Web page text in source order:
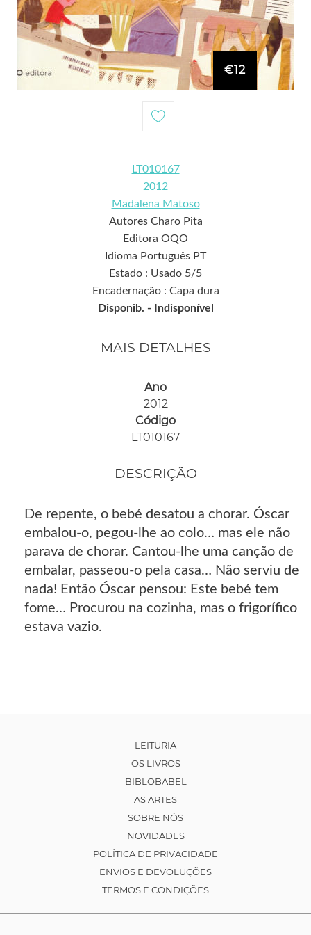
€12
LT010167
2012
Madalena Matoso
Autores Charo Pita
Editora OQO
Idioma Português PT
Estado : Usado 5/5
Encadernação : Capa dura
Disponib. -
Indisponível
MAIS DETALHES
Ano
2012
Código
LT010167
DESCRIÇÃO
De repente, o bebé desatou a chorar. Óscar
embalou-o, pegou-lhe ao colo… mas ele não
parava de chorar. Cantou-lhe uma canção de
embalar, passeou-o pela casa… Não serviu de
nada! Então Óscar pensou: Este bebé tem
fome… Procurou na cozinha, mas o frigorífico
estava vazio.
LEITURIA
OS LIVROS
BIBLOBABEL
AS ARTES
SOBRE NÓS
NOVIDADES
POLÍTICA DE PRIVACIDADE
ENVIOS E DEVOLUÇÕES
TERMOS E CONDIÇÕES